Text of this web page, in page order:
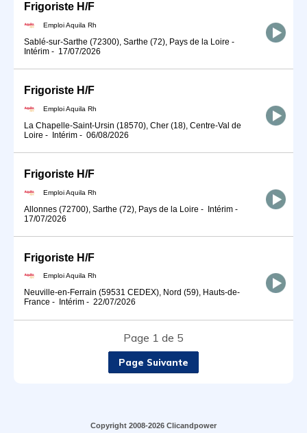
Frigoriste H/F
Emploi Aquila Rh
Sablé-sur-Sarthe (72300), Sarthe (72), Pays de la Loire -
Intérim - 17/07/2026
Frigoriste H/F
Emploi Aquila Rh
La Chapelle-Saint-Ursin (18570), Cher (18), Centre-Val de
Loire - Intérim - 06/08/2026
Frigoriste H/F
Emploi Aquila Rh
Allonnes (72700), Sarthe (72), Pays de la Loire - Intérim -
17/07/2026
Frigoriste H/F
Emploi Aquila Rh
Neuville-en-Ferrain (59531 CEDEX), Nord (59), Hauts-de-
France - Intérim - 22/07/2026
Page 1 de 5
Page Suivante
Copyright 2008-2026 Clicandpower